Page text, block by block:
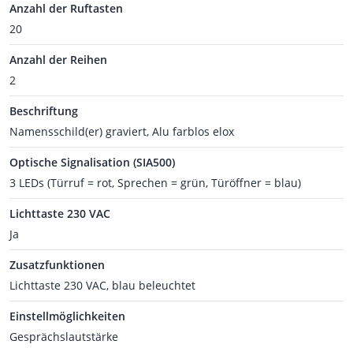
Anzahl der Ruftasten
20
Anzahl der Reihen
2
Beschriftung
Namensschild(er) graviert, Alu farblos elox
Optische Signalisation (SIA500)
3 LEDs (Türruf = rot, Sprechen = grün, Türöffner = blau)
Lichttaste 230 VAC
Ja
Zusatzfunktionen
Lichttaste 230 VAC, blau beleuchtet
Einstellmöglichkeiten
Gesprächslautstärke